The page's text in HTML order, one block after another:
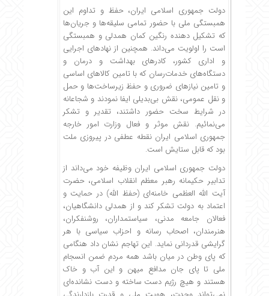
دولت جمهوری اسلامی ایران، حفظ و تداوم این
همبستگی ملی با حضور تمامی سلیقه‌ها و جریان‌ها
که تشکیل دهنده رنگین کمان همدلی و همبستگی
است را اولویت می‌داند. همچنین از نهادهای اجرایی
و اداری کشور، کادرهای بهداشت و درمان و
دستگاه‌های خدمات‌رسان که با تامین کالاهای اساسی
و تامین نیازهای ضروری و حفظ زیرساخت‌ها و حمل
و نقل عمومی، نقش بی‌بدیلی ایفا نمودند و شجاعانه
در شرایط سخت حضور داشتند، تقدیر و تشکر
می‌نمائیم. نقش موثر و فعال وزارت امور خارجه
جمهوری اسلامی ایران نقطه عطفی در پیروزی ملت
بود که قابل ستایش است.
دولت جمهوری اسلامی ایران وظیفه خود می‌داند از
تدابیر حکیمانه رهبر معظم انقلاب اسلامی، حضرت
آیت الله العظمی خامنه‌ای (حفظ الله) در حمایت و
اعتماد به دولت تشکر کند و از همدلی دانشگاهیان،
فعالان جامعه مدنی، سیاستمداران، روشنفکران،
هنرمندان، اصحاب رسانه و احزاب سیاسی با هر
گرایشی قدردانی نماید. این تهاجم نشان داد هنگامی
که پای وطن در میان باشد همه مردم ضمن انسجام
ملی تا پای جان مدافع میهن و این آب و خاک
هستند و هیچ رژیم دست ساخته و دست نشانده‌ای